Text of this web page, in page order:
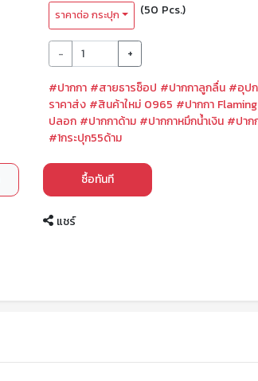
ราคาต่อ กระปุก (50 Pcs.)
- +
#ปากกา #สายธารช็อป #ปากกาลูกลื่น #อุปก
ราคาส่ง #สินค้าใหม่ 0965 #ปากกา
ปลอก #ปากกาด้าม #ปากกาหมึกน้ำเงิน #ปาก
#1กระปุก55ด้าม
ซื้อทันที
แชร์